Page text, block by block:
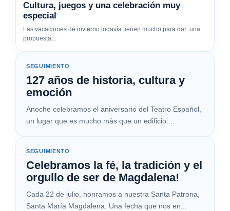
Cultura, juegos y una celebración muy
especial
Las vacaciones de invierno todavía tienen mucho para dar: una
propuesta...
SEGUIMIENTO
127 años de historia, cultura y
emoción
Anoche celebramos el aniversario del Teatro Español,
un lugar que es mucho más que un edificio:...
SEGUIMIENTO
Celebramos la fé, la tradición y el
orgullo de ser de Magdalena!
Cada 22 de julio, honramos a nuestra Santa Patrona,
Santa María Magdalena. Una fecha que nos en...